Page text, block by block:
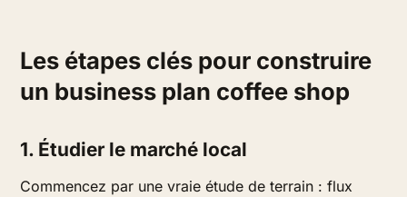
Les étapes clés pour construire
un business plan coffee shop
1. Étudier le marché local
Commencez par une vraie étude de terrain : flux